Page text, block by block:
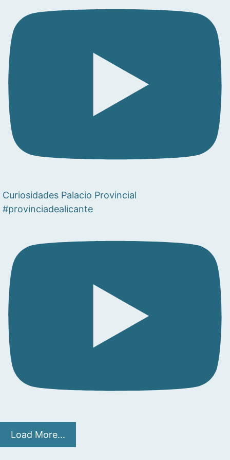
Curiosidades Palacio Provincial
#provinciadealicante
Load More...